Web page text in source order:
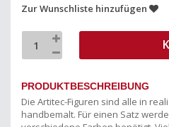
Zur Wunschliste hinzufügen
PRODUKTBESCHREIBUNG
Die Artitec-Figuren sind alle in
handbemalt. Für einen Satz